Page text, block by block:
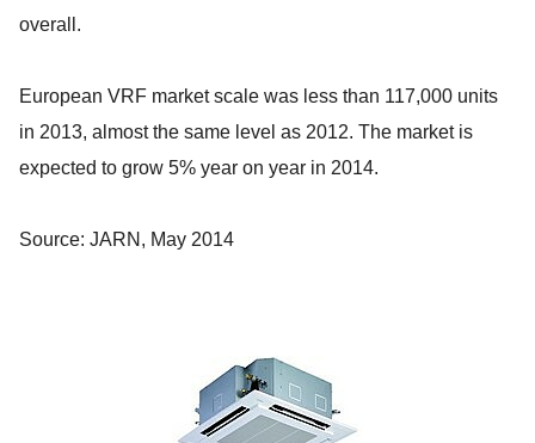
overall.
European VRF market scale was less than 117,000 units
in 2013, almost the same level as 2012. The market is
expected to grow 5% year on year in 2014.
Source: JARN, May 2014